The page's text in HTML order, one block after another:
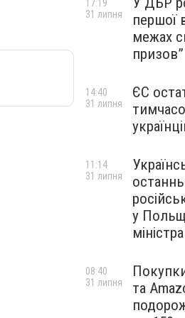
першої
межах
призов”
17:19
31 липня
ЄС
14:40
31 липня
у
11:14
31 липня
та
08:40
31 липня